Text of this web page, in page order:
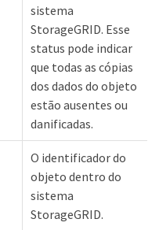
sistema
StorageGRID. Esse
status pode indicar
que todas as cópias
dos dados do objeto
estão ausentes ou
danificadas.
O identificador do
objeto dentro do
sistema
StorageGRID.